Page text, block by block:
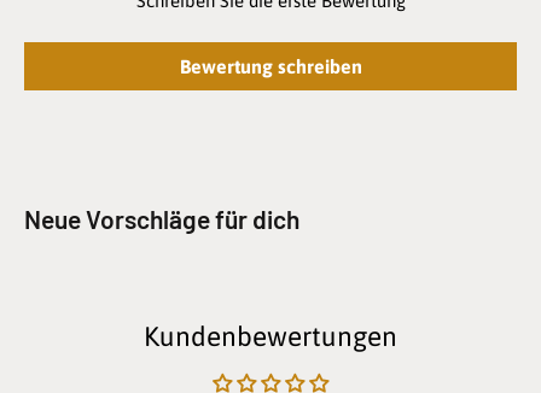
Bewertung schreiben
Neue Vorschläge für dich
Kundenbewertungen